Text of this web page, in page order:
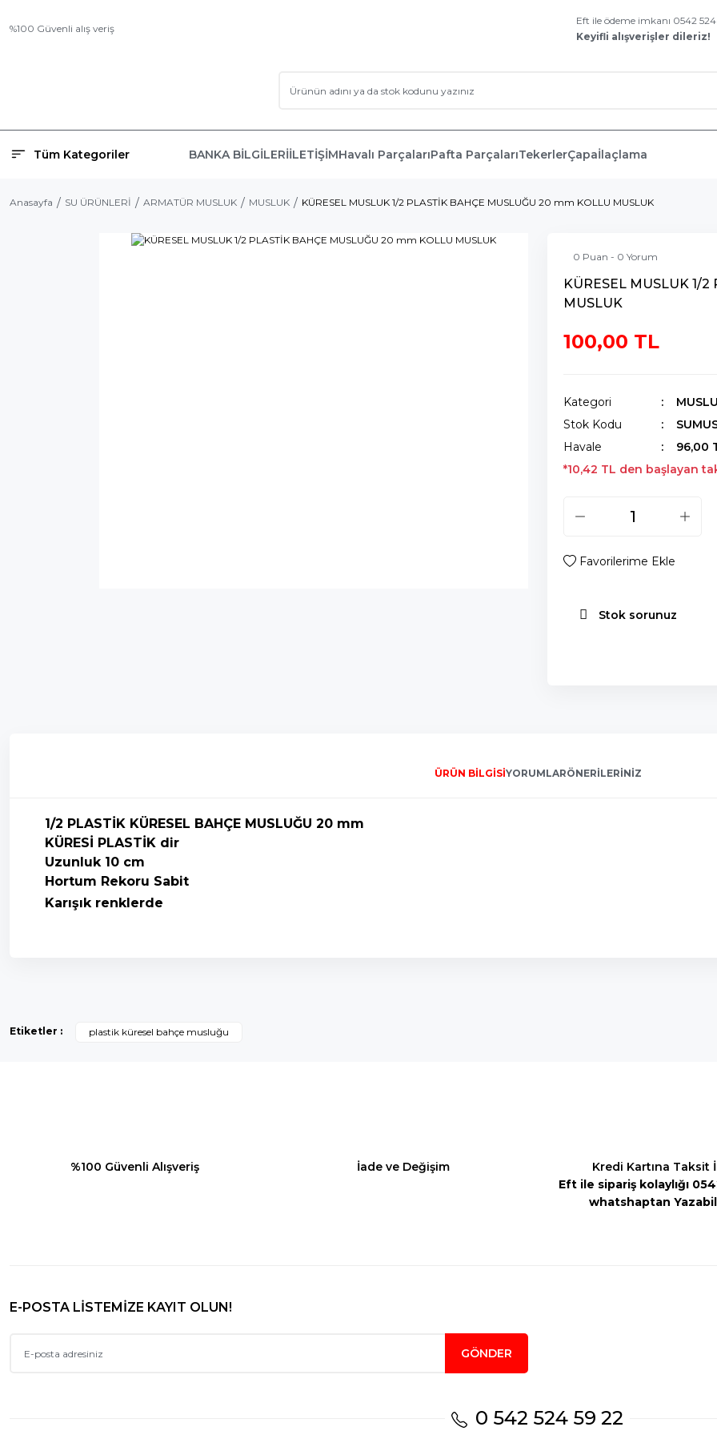
%100 Güvenli alış veriş
Eft ile ödeme imkanı 0542
Keyifli alışverişler dileriz!
Tüm Kategoriler BANKA BİLGİLERİİLETİŞİMHavalı ParçalarıPafta ParçalarıTekerlerÇapaİlaçlama
Anasayfa SU ÜRÜNLERİ ARMATÜR MUSLUK MUSLUK KÜRESEL MUSLUK 1/2 PLASTİK BAHÇE MUSLUĞU 20 mm KOLLU MUSLUK
0 Puan - 0 Yorum
KÜRESEL MUSLUK 1/
MUSLUK
100,00 TL
Kategori
Stok Kodu
Havale
96,00
*10,42 TL den başlayan
Stok sorunuz
ÜRÜN BILGISIYORUMLARÖNERILERINIZ
1/2 PLASTİK KÜRESEL BAHÇE MUSLUĞU 20 mm
KÜRESİ PLASTİK dir
Uzunluk 10 cm
Hortum Rekoru Sabit
Karışık renklerde
Ürün resmi kalitesiz, bozuk veya görüntülenemiyor.
Etiketler : plastik küresel bahçe musluğu
%100 Güvenli Alışveriş İade ve Değişim
Kredi Kartına Taksit
Eft ile sipariş kolaylığı
whatshaptan
E-POSTA LİSTEMİZE KAYIT OLUN!
GÖNDER
0 542 524 59 22